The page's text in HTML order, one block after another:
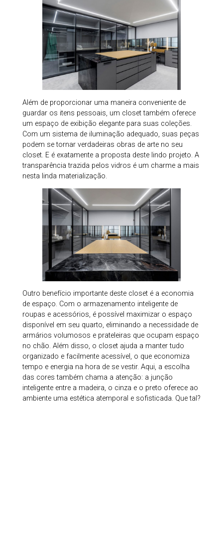
Além de proporcionar uma maneira conveniente de
guardar os itens pessoais, um closet também oferece
um espaço de exibição elegante para suas coleções.
Com um sistema de iluminação adequado, suas peças
podem se tornar verdadeiras obras de arte no seu
closet. E é exatamente a proposta deste lindo projeto. A
transparência trazida pelos vidros é um charme a mais
nesta linda materialização.
Outro benefício importante deste closet é a economia
de espaço. Com o armazenamento inteligente de
roupas e acessórios, é possível maximizar o espaço
disponível em seu quarto, eliminando a necessidade de
armários volumosos e prateleiras que ocupam espaço
no chão. Além disso, o closet ajuda a manter tudo
organizado e facilmente acessível, o que economiza
tempo e energia na hora de se vestir. Aqui, a escolha
das cores também chama a atenção: a junção
inteligente entre a madeira, o cinza e o preto oferece ao
ambiente uma estética atemporal e sofisticada. Que tal?